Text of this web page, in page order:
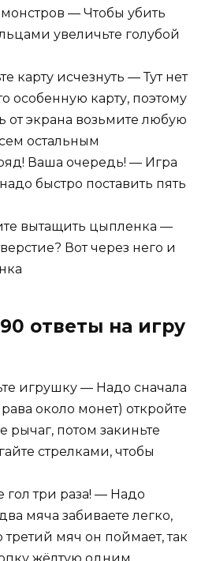
— Чтобы убить
увеличьте голубой
карту исчезнуть — Тут нет
особенную карту, поэтому
от экрана возьмите любую
остальным
Ваша очередь! — Игра
быстро поставить пять
вытащить цыпленка —
Вот через него и
ответы на игру
игрушку — Надо сначала
около монет) откройте
потом закиньте
стрелками, чтобы
гол три раза! — Надо
мяча забиваете легко,
третий мяч он поймает, так